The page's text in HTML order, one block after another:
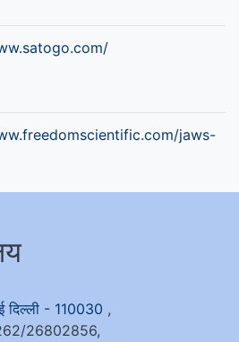
jaws-
दिल्ली - 110030 ,
26802856,